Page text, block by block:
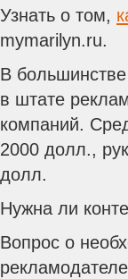
Узнать о том,
mymarilyn.ru.
В
в штате
компаний.
2000 долл.,
долл.
Нужна ли
Вопрос о